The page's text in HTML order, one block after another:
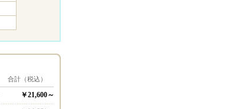
合計（税込）
￥21,600～